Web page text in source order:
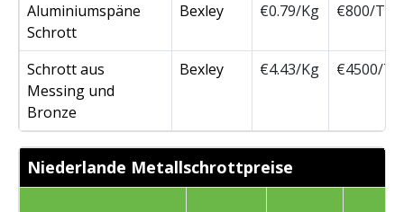
Aluminiumspäne
Schrott
Bexley €0.79/Kg €800/Ton
Schrott aus
Messing und
Bronze
Bexley €4.43/Kg €4500/
Niederlande Metallschrottpreise